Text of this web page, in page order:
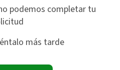
podemos completar tu
más tarde